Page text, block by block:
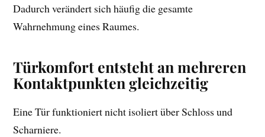
Dadurch verändert sich häufig die gesamte
Wahrnehmung eines Raumes.
Türkomfort entsteht an mehreren
Kontaktpunkten gleichzeitig
Eine Tür funktioniert nicht isoliert über Schloss und
Scharniere.